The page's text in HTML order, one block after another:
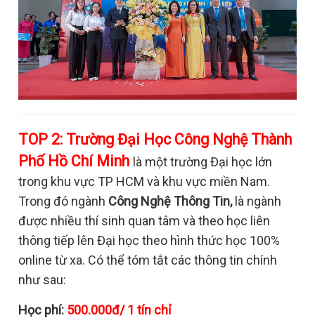
TOP 2: Trường Đại Học Công Nghệ Thành
Phố Hồ Chí Minh là một trường Đại học lớn
trong khu vực TP HCM và khu vực miền Nam.
Trong đó ngành Công Nghệ Thông Tin,là ngành
được nhiều thí sinh quan tâm và theo học liên
thông tiếp lên Đại học theo hình thức học 100%
online từ xa. Có thể tóm tắt các thông tin chính
như sau:
Học phí: 500.000đ/ 1 tín chỉ